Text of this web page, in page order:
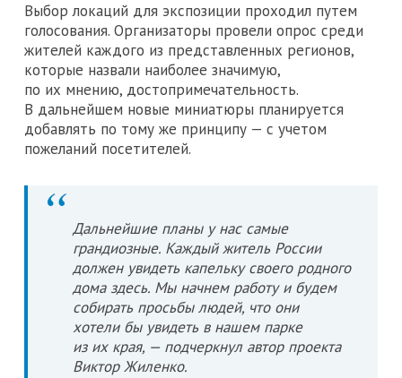
Выбор локаций для экспозиции проходил путем
голосования. Организаторы провели опрос среди
жителей каждого из представленных регионов,
которые назвали наиболее значимую,
по их мнению, достопримечательность.
В дальнейшем новые миниатюры планируется
добавлять по тому же принципу — с учетом
пожеланий посетителей.
Дальнейшие планы у нас самые
грандиозные. Каждый житель России
должен увидеть капельку своего родного
дома здесь. Мы начнем работу и будем
собирать просьбы людей, что они
хотели бы увидеть в нашем парке
из их края, — подчеркнул автор проекта
Виктор Жиленко.